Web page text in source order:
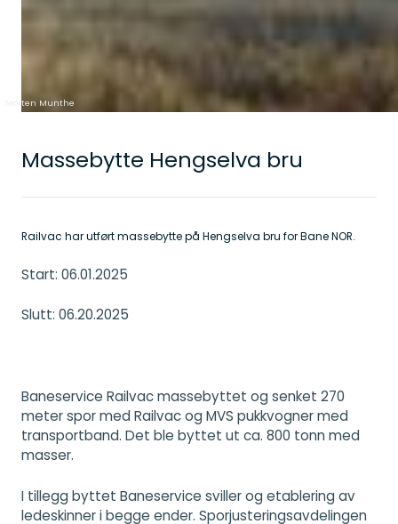
Morten Munthe
Massebytte Hengselva bru
Railvac har utført massebytte på Hengselva bru for Bane NOR.
Start: 06.01.2025
Slutt: 06.20.2025
Baneservice Railvac massebyttet og senket 270
meter spor med Railvac og MVS pukkvogner med
transportband. Det ble byttet ut ca. 800 tonn med
masser.
I tillegg byttet Baneservice sviller og etablering av
ledeskinner i begge ender. Sporjusteringsavdelingen